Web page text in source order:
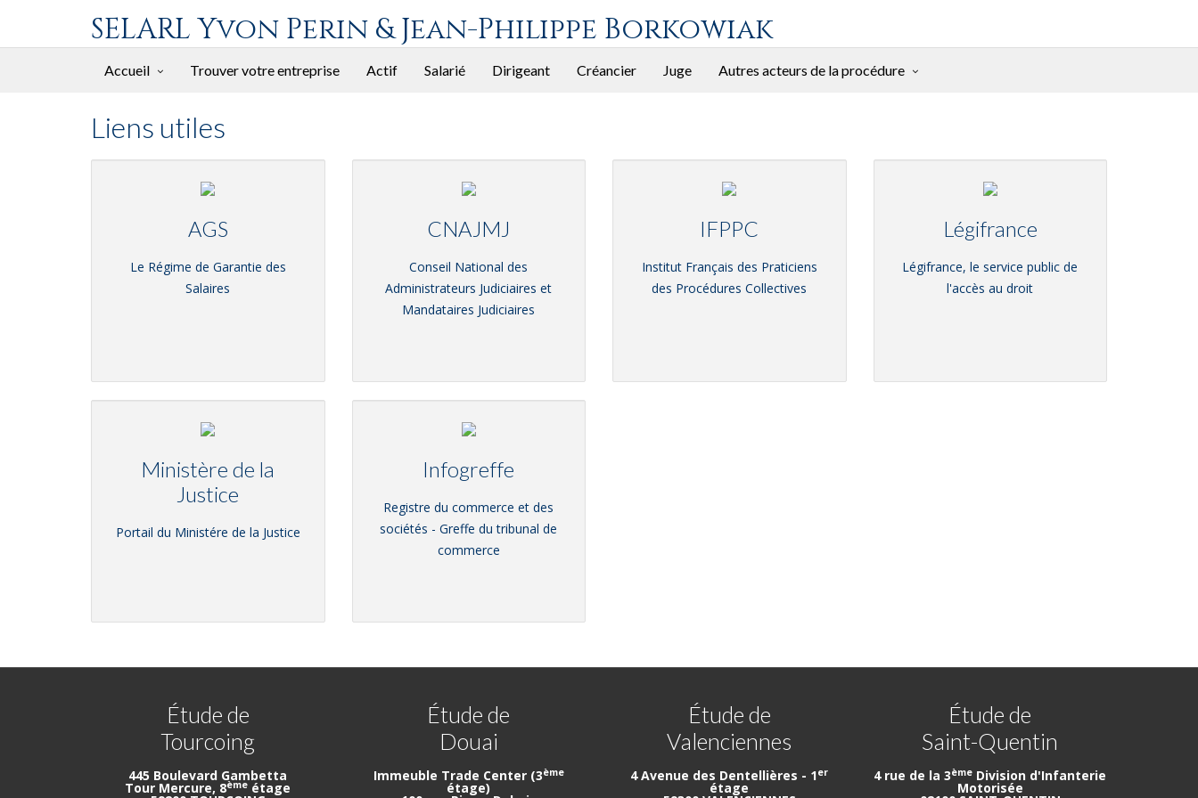
SELARL Yvon Perin & Jean-Philippe Borkowiak
Accueil Trouver votre entreprise Actif Salarié Dirigeant Créancier Juge Autres acteurs de la procédure
Liens utiles
AGS
Le Régime de Garantie des
Salaires
CNAJMJ
Conseil National des
Administrateurs Judiciaires et
Mandataires Judiciaires
IFPPC
Institut Français des Praticiens
des Procédures Collectives
Légifrance
Légifrance, le service public de
l'accès au droit
Ministère de la
Justice
Portail du Ministére de la Justice
Infogreffe
Registre du commerce et des
sociétés - Greffe du tribunal de
commerce
Étude de
Tourcoing
445 Boulevard Gambetta
Tour Mercure, 8ème étage
Étude de
Douai
Immeuble Trade Center (3ème
étage)
Étude de
Valenciennes
4 Avenue des Dentellières - 1er
étage
Étude de
Saint-Quentin
4 rue de la 3ème Division d'Infanterie
Motorisée